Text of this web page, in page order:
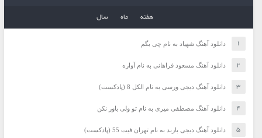
هفته ماه سال
دانلود آهنگ شهیاد به نام چی بگم
دانلود آهنگ مسعود فراهانی به نام آواره
دانلود آهنگ دیجی ورسی به نام الکل 8 (پادکست)
دانلود آهنگ مصطفی میری به نام تو ولی باور نکن
دانلود آهنگ دیجی باربد به نام تهران فیت 55 (پادکست)